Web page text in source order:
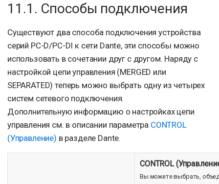
11.1. Способы подключения
Существуют два способа подключения устройства
серий PC-D/PC-DI к сети Dante, эти способы можно
использовать в сочетании друг с другом. Наряду с
настройкой цепи управления (MERGED или
SEPARATED) теперь можно выбрать одну из четырех
систем сетевого подключения.
Дополнительную информацию о настройках цепи
управления см. в описании параметра CONTROL
(Управление) в разделе Dante.
CONTROL
Вы можете выбрать,